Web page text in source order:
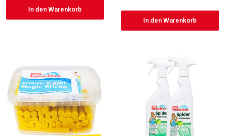
In den Warenkorb
In den Warenkorb